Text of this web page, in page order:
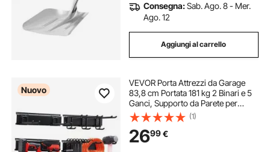
Consegna:Sab. Ago. 8 - Mer.
Ago. 12
Aggiungi al carrello
Nuovo
VEVOR Porta Attrezzi da Garage
83,8 cm Portata 181 kg 2 Binari e 5
Ganci, Supporto da Parete per
Attrezzi da Giardino, Organizzatore
con Ganci Regolabili, per Pale,
Rastrelli e Casette da Giardino
(1)
2699€